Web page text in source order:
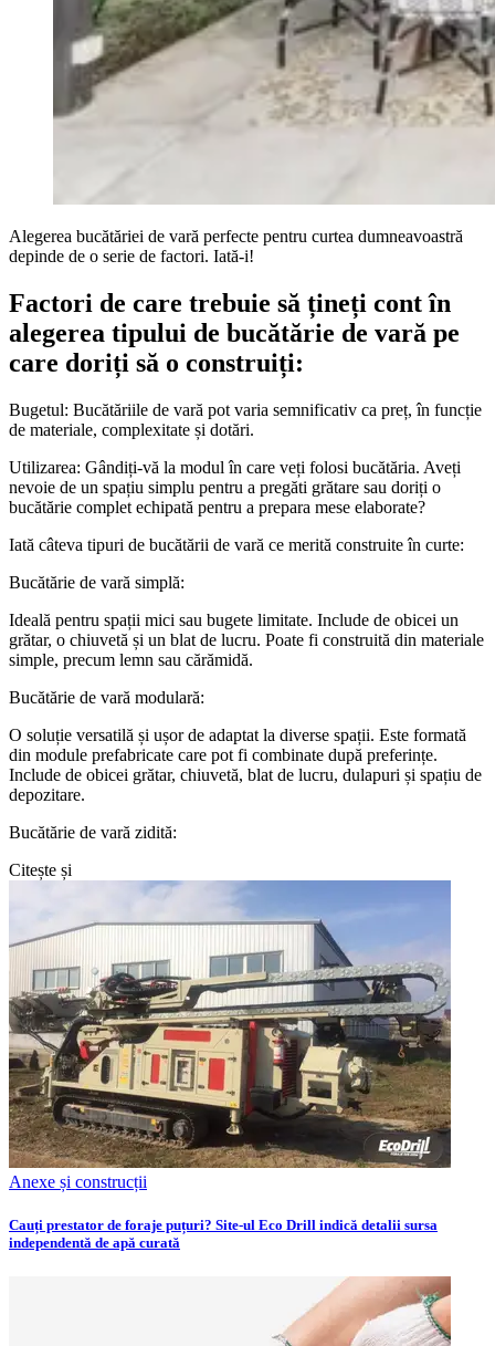
Alegerea bucătăriei de vară perfecte pentru curtea dumneavoastră
depinde de o serie de factori. Iată-i!
Factori de care trebuie să țineți cont în
alegerea tipului de bucătărie de vară pe
care doriți să o construiți:
Bugetul: Bucătăriile de vară pot varia semnificativ ca preț, în funcție
de materiale, complexitate și dotări.
Utilizarea: Gândiți-vă la modul în care veți folosi bucătăria. Aveți
nevoie de un spațiu simplu pentru a pregăti grătare sau doriți o
bucătărie complet echipată pentru a prepara mese elaborate?
Iată câteva tipuri de bucătării de vară ce merită construite în curte:
Bucătărie de vară simplă:
Ideală pentru spații mici sau bugete limitate. Include de obicei un
grătar, o chiuvetă și un blat de lucru. Poate fi construită din materiale
simple, precum lemn sau cărămidă.
Bucătărie de vară modulară:
O soluție versatilă și ușor de adaptat la diverse spații. Este formată
din module prefabricate care pot fi combinate după preferințe.
Include de obicei grătar, chiuvetă, blat de lucru, dulapuri și spațiu de
depozitare.
Bucătărie de vară zidită:
Citește și
Anexe și construcții
Cauți prestator de foraje puțuri? Site-ul Eco Drill indică detalii sursa
independentă de apă curată